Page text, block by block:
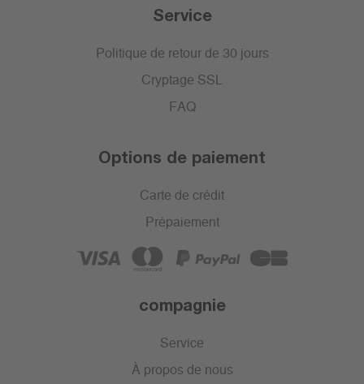
Service
Politique de retour de 30 jours
Cryptage SSL
FAQ
Options de paiement
Carte de crédit
Prépaiement
compagnie
Service
À propos de nous